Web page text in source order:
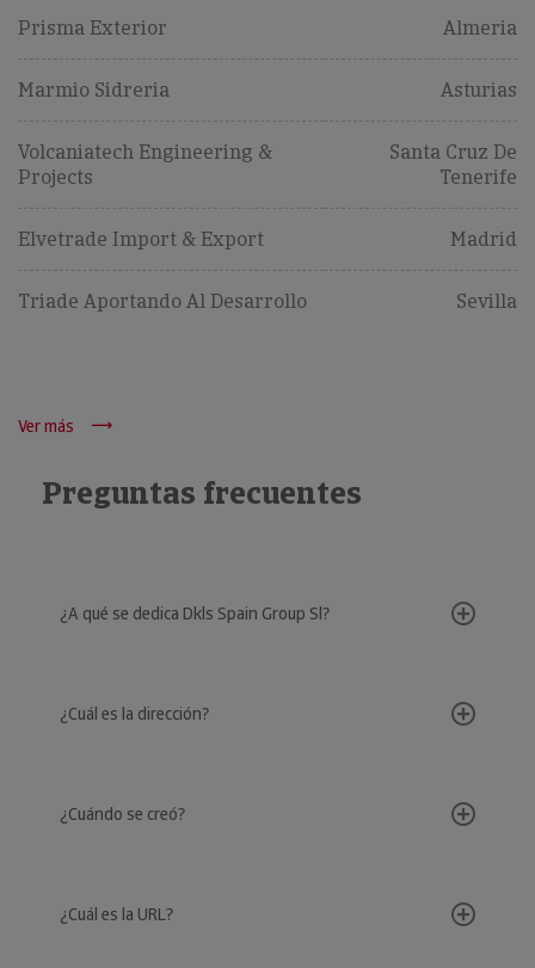
Prisma Exterior Almeria
Marmio Sidreria Asturias
Volcaniatech Engineering &
Projects
Santa Cruz De
Tenerife
Elvetrade Import & Export Madrid
Triade Aportando Al Desarrollo Sevilla
Ver más
Preguntas frecuentes
¿A qué se dedica Dkls Spain Group Sl?
¿Cuál es la dirección?
¿Cuándo se creó?
¿Cuál es la URL?